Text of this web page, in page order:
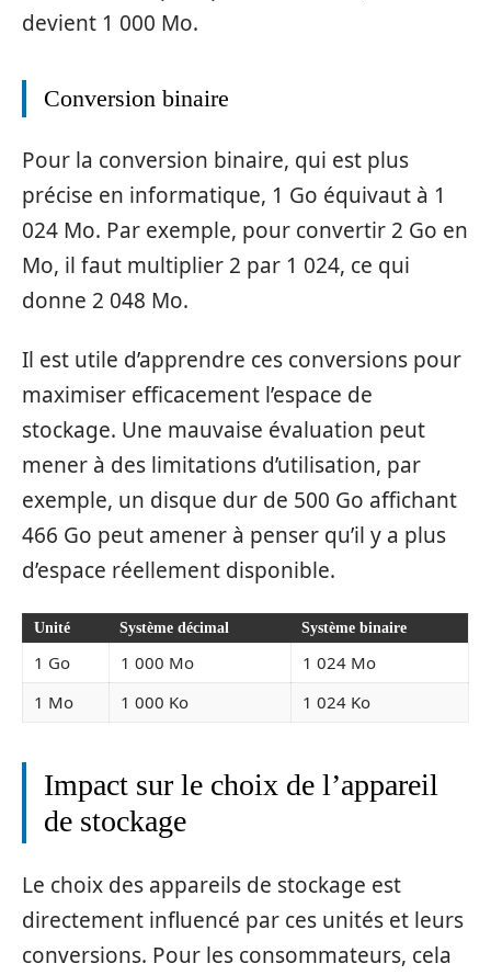
devient 1 000 Mo.
Conversion binaire
Pour la conversion binaire, qui est plus
précise en informatique, 1 Go équivaut à 1
024 Mo. Par exemple, pour convertir 2 Go en
Mo, il faut multiplier 2 par 1 024, ce qui
donne 2 048 Mo.
Il est utile d’apprendre ces conversions pour
maximiser efficacement l’espace de
stockage. Une mauvaise évaluation peut
mener à des limitations d’utilisation, par
exemple, un disque dur de 500 Go affichant
466 Go peut amener à penser qu’il y a plus
d’espace réellement disponible.
Unité Système décimal Système binaire
1 Go 1 000 Mo
1 024 Mo
1 Mo
1 000 Ko 1 024 Ko
Impact sur le choix de l’appareil
de stockage
Le choix des appareils de stockage est
directement influencé par ces unités et leurs
conversions. Pour les consommateurs, cela